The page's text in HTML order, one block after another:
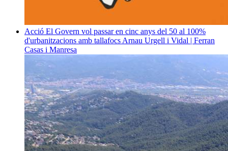
Acció El Govern vol passar en cinc anys del 50 al 100%
d'urbanitzacions amb tallafocs Arnau Urgell i Vidal | Ferran
Casas i Manresa